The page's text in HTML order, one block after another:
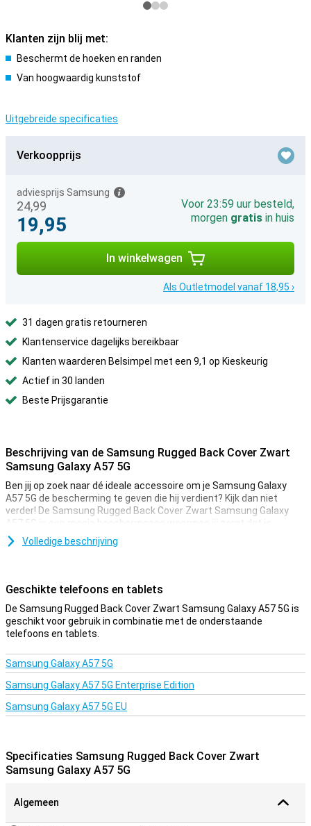
Klanten zijn blij met:
Beschermt de hoeken en randen
Van hoogwaardig kunststof
Uitgebreide specificaties
Verkoopprijs
24,99
adviesprijs Samsung
19,95
Voor 23:59 uur besteld,
morgen gratis in huis
In winkelwagen
Als Outletmodel vanaf 18,95 ›
31 dagen gratis retourneren
Klantenservice dagelijks bereikbaar
Klanten waarderen Belsimpel met een 9,1 op Kieskeurig
Actief in 30 landen
Beste Prijsgarantie
Beschrijving van de Samsung Rugged Back Cover Zwart
Samsung Galaxy A57 5G
Ben jij op zoek naar dé ideale accessoire om je Samsung Galaxy
A57 5G de bescherming te geven die hij verdient? Kijk dan niet
verder! De Samsung Rugged Back Cover Zwart Samsung Galaxy
A57 5G is een mooie beschermcase waarmee jij zorgt dat je
telefoon zo lang mogelijk mee gaat.
stootrand!
Een stevig hoesje voor een goede prijs
Doordat het hoesje van kunststof gemaakt is, biedt dit optimale
hoesjes vaak niet zo duur zijn als andere hoesjes.
Volledige beschrijving
Geschikte telefoons en tablets
De Samsung Rugged Back Cover Zwart Samsung Galaxy A57 5G is
geschikt voor gebruik in combinatie met de onderstaande
telefoons en tablets.
Samsung Galaxy A57 5G
Samsung Galaxy A57 5G Enterprise Edition
Samsung Galaxy A57 5G EU
Specificaties Samsung Rugged Back Cover Zwart
Samsung Galaxy A57 5G
Algemeen